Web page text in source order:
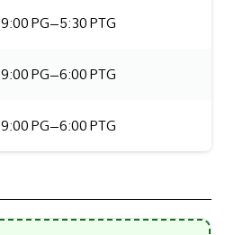
9:00 PG–5:30 PTG
9:00 PG–6:00 PTG
9:00 PG–6:00 PTG